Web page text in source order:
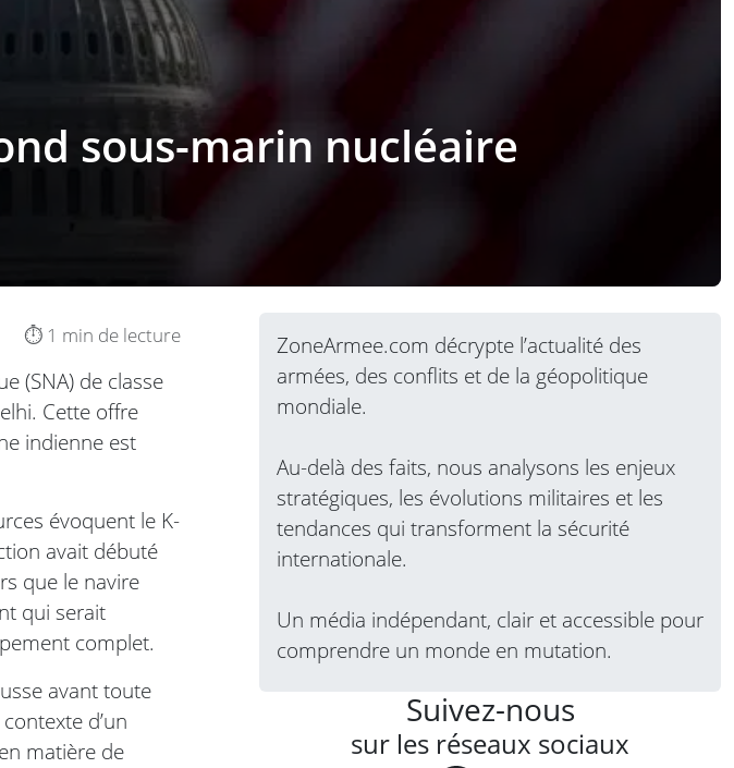
sous-marin nucléaire
⏱️ 1 min de lecture
(SNA) de classe
Cette offre
indienne est
évoquent le K-
avait débuté
que le navire
qui serait
complet.
avant toute
d’un
matière de
ZoneArmee.com décrypte l’actualité des
armées, des conflits et de la géopolitique
mondiale.
Au-delà des faits, nous analysons les enjeux
stratégiques, les évolutions militaires et les
tendances qui transforment la sécurité
internationale.
Un média indépendant, clair et accessible pour
comprendre un monde en mutation.
Suivez-nous
sur les réseaux sociaux